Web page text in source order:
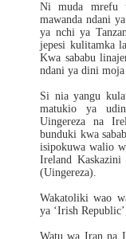
Ni muda mrefu
mawanda ndani
ya nchi ya
jepesi kulitamka
Kwa sababu
ndani ya dini
Si nia yangu
matukio ya
Uingereza na
bunduki kwa
isipokuwa walio
Ireland
(Uingereza).
Wakatoliki wao
ya ‘Irish
Watu wa Iran na